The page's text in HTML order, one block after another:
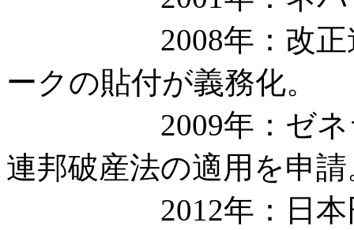
2008年：改正道路
ークの貼付が義務化。
2009年：ゼネラル
連邦破産法の適用を申請
2012年：日本円と